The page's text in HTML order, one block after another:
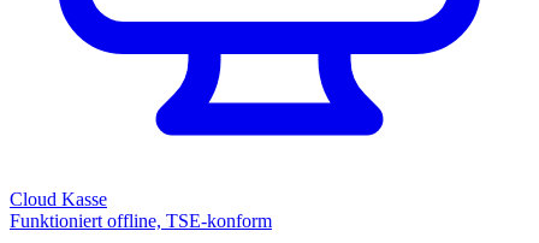
Cloud Kasse
Funktioniert offline, TSE-konform